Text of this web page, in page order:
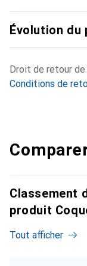
Évolution du
Droit de retour de
Conditions de
Classement
produit
Tout afficher